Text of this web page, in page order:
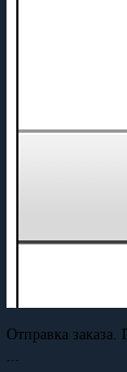
Отправка
...